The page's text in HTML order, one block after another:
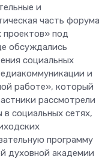
и
часть форума
проектов» под
обсуждались
социальных
и
работе», который
рассмотрели
социальных сетях,
программу
духовной академии